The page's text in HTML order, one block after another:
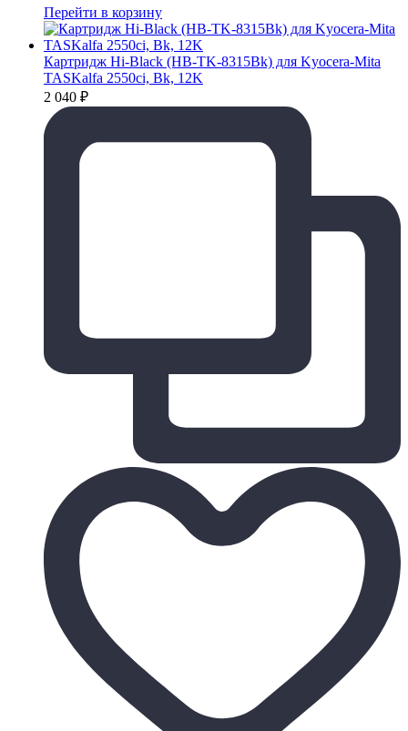
Перейти в корзину
Картридж Hi-Black (HB-TK-8315Bk) для Kyocera-Mita
TASKalfa 2550ci, Bk, 12K
2 040 ₽